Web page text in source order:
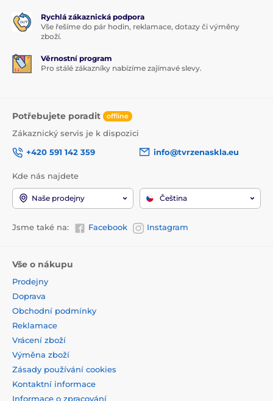
Rychlá zákaznická podpora
Vše řešíme do pár hodin, reklamace, dotazy či výměny
zboží.
Věrnostní program
Pro stálé zákazníky nabízíme zajímavé slevy.
Potřebujete poradit offline
Zákaznický servis je k dispozici
+420 591 142 359
info@tvrzenaskla.eu
Kde nás najdete
Naše prodejny Čeština
Jsme také na: Facebook Instagram
Vše o nákupu
Prodejny
Doprava
Obchodní podmínky
Reklamace
Vrácení zboží
Výměna zboží
Zásady používání cookies
Kontaktní informace
Informace o zpracování